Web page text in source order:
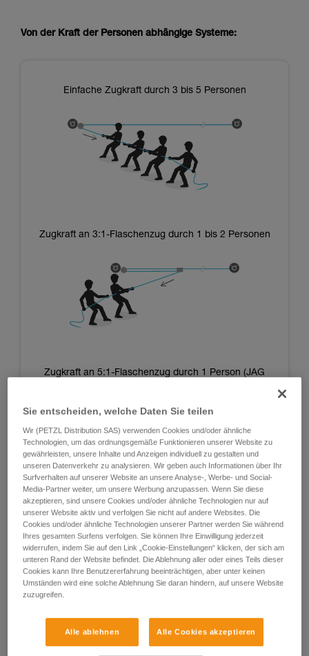
Von der Kraft der Personen abhängige Systeme:
Einfache Zugkraft durch 3 bis 5 Personen
Zugkraft an 3:1-Flaschenzug durch 1 bis 2 Personen
Zugkraft an 5:1-Flaschenzug durch 1 Person (JAG
Das Gewicht der Personen nutzende Systeme:
Der Vorteil dieser Systeme ist, dass sie von der Körperkraft
und der Ermüdung der Personen unabhängig sind und in
verschiedenen Situationen wiederholbare Vorspannungen
Sie entscheiden, welche Daten Sie teilen
Wir (PETZL Distribution SAS) verwenden Cookies und/oder ähnliche
Technologien, um das ordnungsgemäße Funktionieren unserer Website zu
gewährleisten, unsere Inhalte und Anzeigen individuell zu gestalten und
unseren Datenverkehr zu analysieren. Wir geben auch Informationen über Ihr
Surfverhalten auf unserer Website an unsere Analyse-, Werbe- und Social-
Media-Partner weiter, um unsere Werbung anzupassen. Wenn Sie diese
akzeptieren, sind unsere Cookies und/oder ähnliche Technologien nur auf
unserer Website aktiv und verfolgen Sie nicht auf andere Websites. Die
Cookies und/oder ähnliche Technologien unserer Partner werden Sie während
Ihres gesamten Surfens verfolgen. Sie können Ihre Einwilligung jederzeit
widerrufen, indem Sie auf den Link „Cookie-Einstellungen“ klicken, der sich am
unteren Rand der Website befindet. Die Ablehnung aller oder eines Teils dieser
Cookies kann Ihre Benutzererfahrung beeinträchtigen, aber unter keinen
Umständen wird eine solche Ablehnung Sie daran hindern, auf unsere Website
zuzugreifen.
Alle ablehnen Alle Cookies akzeptieren